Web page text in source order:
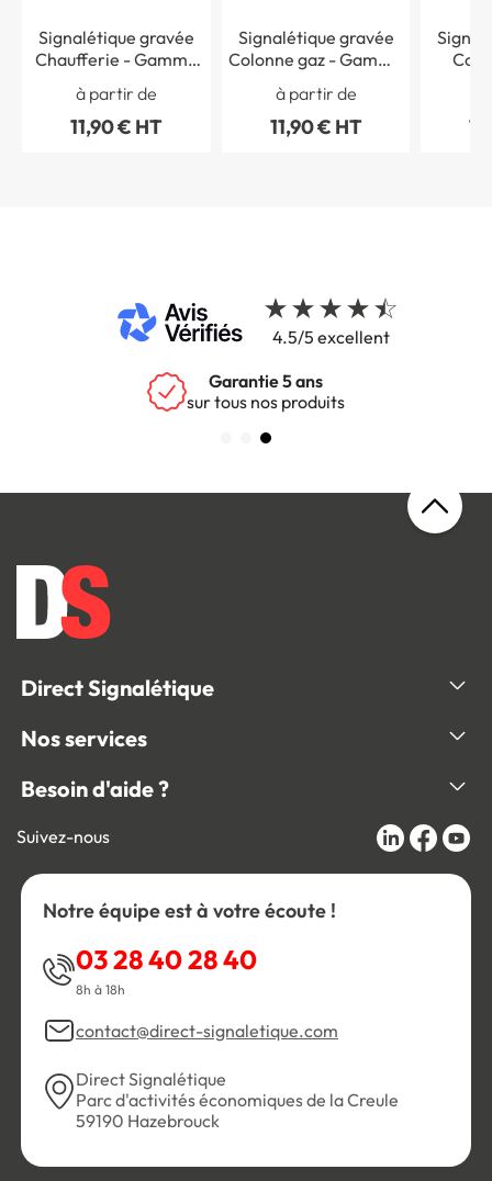
Signalétique gravée
Chaufferie - Gamme
Couleur
à partir de
11,90 € HT
Signalétique gravée
Colonne gaz - Gamme
Couleur
à partir de
11,90 € HT
4.5/5 excellent
Garantie 5 ans
sur tous nos produits
Direct Signalétique
Nos services
Besoin d'aide ?
Suivez-nous
Notre équipe est à votre écoute !
03 28 40 28 40
8h à 18h
contact@direct-signaletique.com
Direct Signalétique
Parc d'activités économiques de la Creule
59190 Hazebrouck